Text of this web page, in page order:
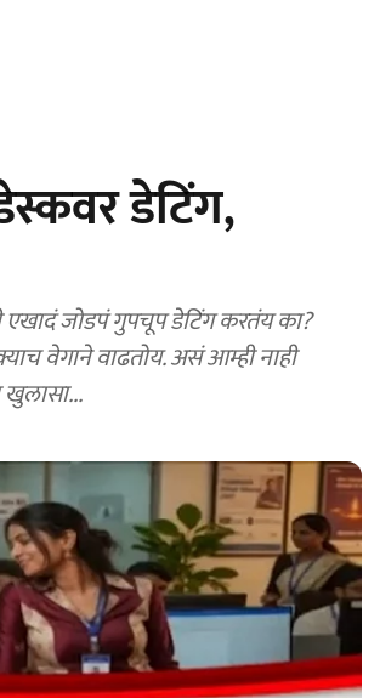
डेटिंग,
जोडपं गुपचूप डेटिंग करतंय का?
वेगाने वाढतोय. असं आम्ही नाही
खुलासा...